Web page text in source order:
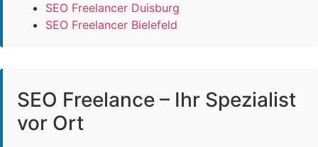
SEO Freelancer Duisburg
SEO Freelancer Bielefeld
SEO Freelance – Ihr Spezialist
vor Ort